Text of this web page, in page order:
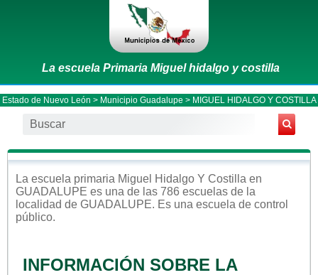
La escuela Primaria Miguel hidalgo y costilla
Estado de Nuevo León > Municipio Guadalupe > MIGUEL HIDALGO Y COSTILLA
La escuela primaria Miguel Hidalgo Y Costilla en
GUADALUPE es una de las 786 escuelas de la
localidad de GUADALUPE. Es una escuela de control
público.
INFORMACIÓN SOBRE LA